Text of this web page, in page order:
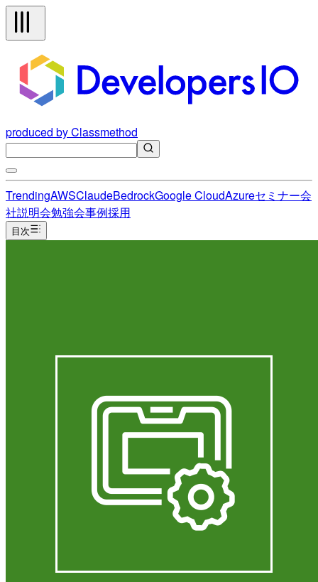
produced by Classmethod
TrendingAWSClaudeBedrockGoogle CloudAzureセミナー会
社説明会勉強会事例採用
目次